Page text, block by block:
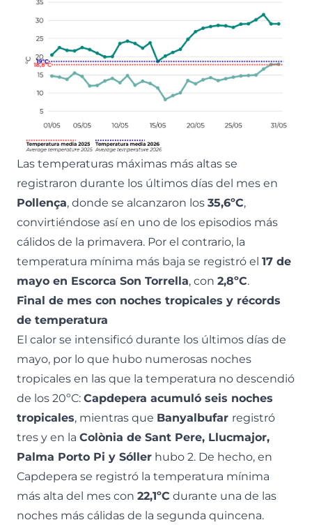
Las temperaturas máximas más altas se
registraron durante los últimos días del mes en
Pollença, donde se alcanzaron los 35,6ºC,
convirtiéndose así en uno de los episodios más
cálidos de la primavera. Por el contrario, la
temperatura mínima más baja se registró el 17 de
mayo en Escorca Son Torrella, con 2,8ºC.
Final de mes con noches tropicales y récords
de temperatura
El calor se intensificó durante los últimos días de
mayo, por lo que hubo numerosas noches
tropicales en las que la temperatura no descendió
de los 20ºC: Capdepera acumuló seis noches
tropicales, mientras que Banyalbufar registró
tres y en la Colònia de Sant Pere, Llucmajor,
Palma Porto Pi y Sóller hubo 2. De hecho, en
Capdepera se registró la temperatura mínima
más alta del mes con 22,1ºC durante una de las
noches más cálidas de la segunda quincena.